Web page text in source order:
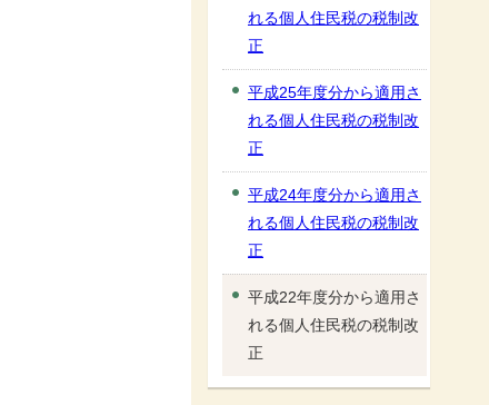
れる個人住民税の税制改
正
平成25年度分から適用さ
れる個人住民税の税制改
正
平成24年度分から適用さ
れる個人住民税の税制改
正
平成22年度分から適用さ
れる個人住民税の税制改
正